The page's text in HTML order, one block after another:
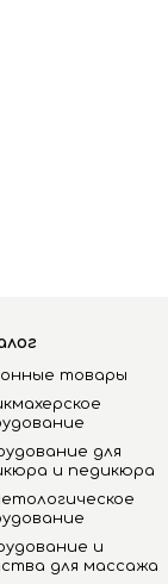
товары
для
и педикюра
и
для массажа